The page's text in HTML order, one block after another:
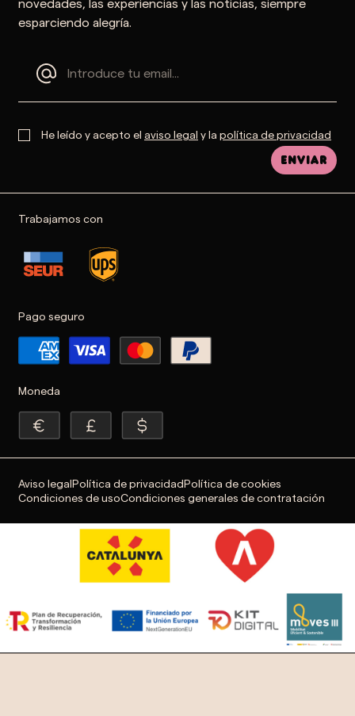
novedades, las experiencias y las noticias, siempre
esparciendo alegría.
He leído y acepto el aviso legal y la política de privacidad
Enviar
Trabajamos con
Pago seguro
Moneda
Aviso legalPolítica de privacidadPolítica de cookies
Condiciones de usoCondiciones generales de contratación